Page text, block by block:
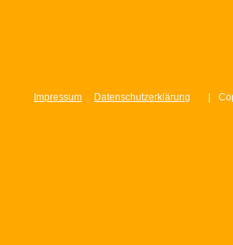
Impressum Datenschutzerklärung